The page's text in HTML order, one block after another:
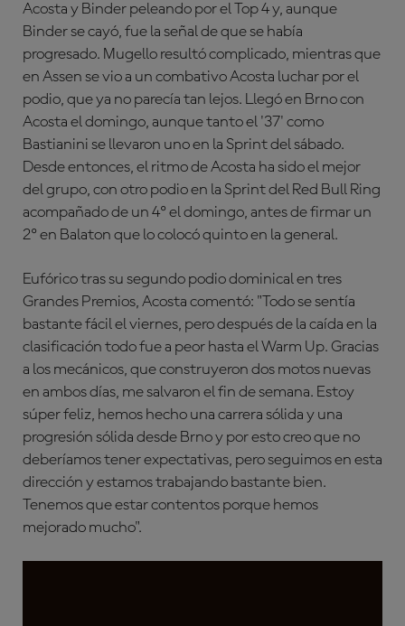
Acosta y Binder peleando por el Top 4 y, aunque
Binder se cayó, fue la señal de que se había
progresado. Mugello resultó complicado, mientras que
en Assen se vio a un combativo Acosta luchar por el
podio, que ya no parecía tan lejos. Llegó en Brno con
Acosta el domingo, aunque tanto el '37' como
Bastianini se llevaron uno en la Sprint del sábado.
Desde entonces, el ritmo de Acosta ha sido el mejor
del grupo, con otro podio en la Sprint del Red Bull Ring
acompañado de un 4º el domingo, antes de firmar un
2º en Balaton que lo colocó quinto en la general.
Eufórico tras su segundo podio dominical en tres
Grandes Premios, Acosta comentó: "Todo se sentía
bastante fácil el viernes, pero después de la caída en la
clasificación todo fue a peor hasta el Warm Up. Gracias
a los mecánicos, que construyeron dos motos nuevas
en ambos días, me salvaron el fin de semana. Estoy
súper feliz, hemos hecho una carrera sólida y una
progresión sólida desde Brno y por esto creo que no
deberíamos tener expectativas, pero seguimos en esta
dirección y estamos trabajando bastante bien.
Tenemos que estar contentos porque hemos
mejorado mucho".